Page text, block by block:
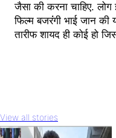
जैसा की करना चाहिए.
फिल्म बजरंंगी भाई जान की
तारीफ शायद ही कोई हो
View all stories